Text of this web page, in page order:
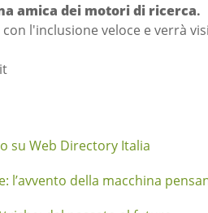
amica dei motori di ricerca.
l'inclusione veloce e verrà
su Web Directory Italia
l’avvento della macchina